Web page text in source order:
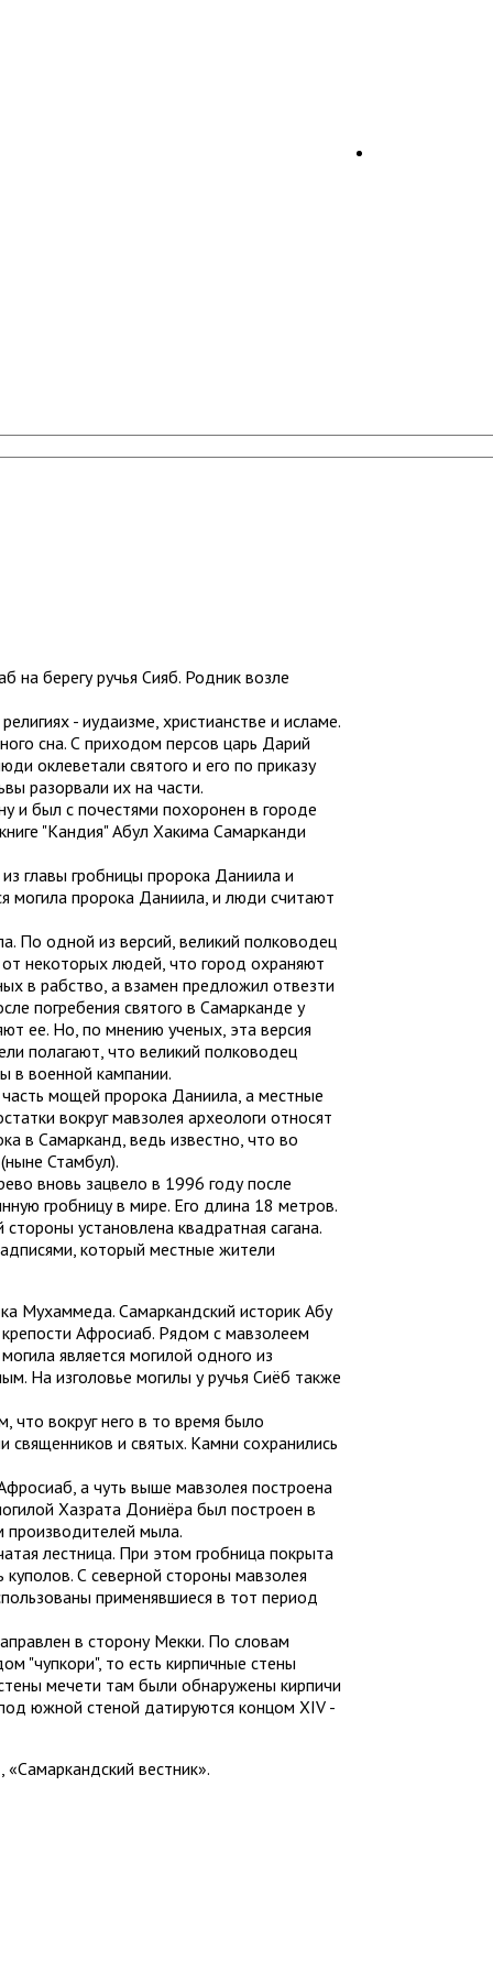
берегу ручья Сияб. Родник возле
- иудаизме, христианстве и исламе.
сна. С приходом персов царь Дарий
оклеветали святого и его по приказу
разорвали их на части.
и был с почестями похоронен в городе
"Кандия" Абул Хакима Самарканди
главы гробницы пророка Даниила и
могила пророка Даниила, и люди считают
По одной из версий, великий полководец
некоторых людей, что город охраняют
в рабство, а взамен предложил отвезти
погребения святого в Самарканде у
ее. Но, по мнению ученых, эта версия
полагают, что великий полководец
в военной кампании.
мощей пророка Даниила, а местные
вокруг мавзолея археологи относят
в Самарканд, ведь известно, что во
Стамбул).
вновь зацвело в 1996 году после
гробницу в мире. Его длина 18 метров.
установлена квадратная сагана.
который местные жители
Мухаммеда. Самаркандский историк Абу
Афросиаб. Рядом с мавзолеем
является могилой одного из
На изголовье могилы у ручья Сиёб также
что вокруг него в то время было
и святых. Камни сохранились
а чуть выше мавзолея построена
Хазрата Дониёра был построен в
мыла.
лестница. При этом гробница покрыта
С северной стороны мавзолея
применявшиеся в тот период
в сторону Мекки. По словам
"чупкори", то есть кирпичные стены
мечети там были обнаружены кирпичи
южной стеной датируются концом XIV -
вестник».